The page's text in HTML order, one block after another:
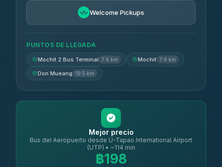
Welcome Pickups
PUNTOS DE LLEGADA
Mochit 2 Bus Terminal 7.4 km Mochit 7.4 km
Don Mueang 19.5 km
Mejor precio
Bus del Aeropuerto desde U-Tapao International Airport
(UTP) • ~114 min
฿198